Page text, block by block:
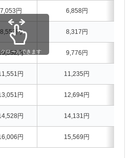
7,053円 6,858円
8,553円 8,317円
円 9,776円
円 11,235円
円 12,694円
円 14,131円
円 15,569円
クロールできます